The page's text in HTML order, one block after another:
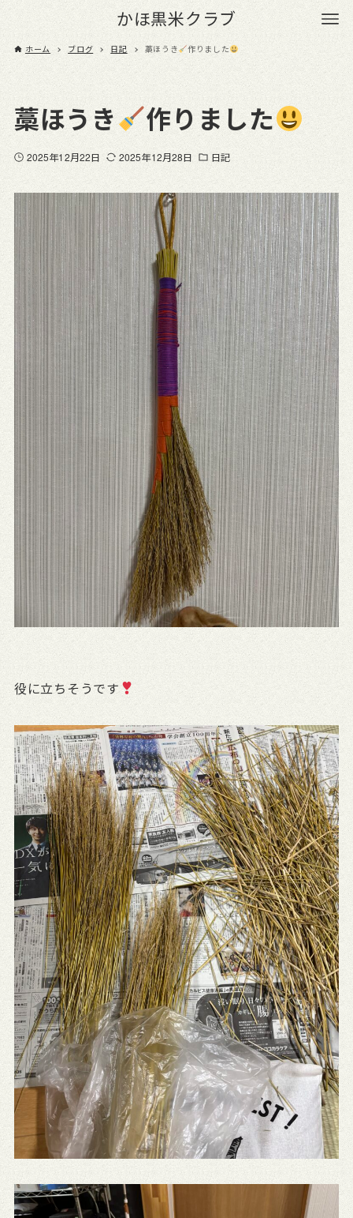
かほ黒米クラブ
ホーム ブログ 日記 藁ほうき 作りました
藁ほうき 作りました
2025年12月22日 2025年12月28日 日記
役に立ちそうです